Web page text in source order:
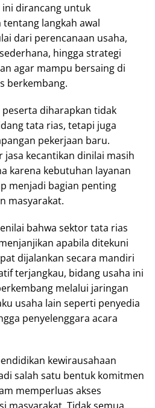
dirancang untuk
langkah awal
dari perencanaan usaha,
hingga strategi
agar mampu bersaing di
berkembang.
diharapkan tidak
tata rias, tetapi juga
pekerjaan baru.
jasa kecantikan dinilai masih
karena kebutuhan layanan
menjadi bagian penting
masyarakat.
bahwa sektor tata rias
apabila ditekuni
dijalankan secara mandiri
terjangkau, bidang usaha ini
melalui jaringan
usaha lain seperti penyedia
penyelenggara acara
kewirausahaan
salah satu bentuk komitmen
memperluas akses